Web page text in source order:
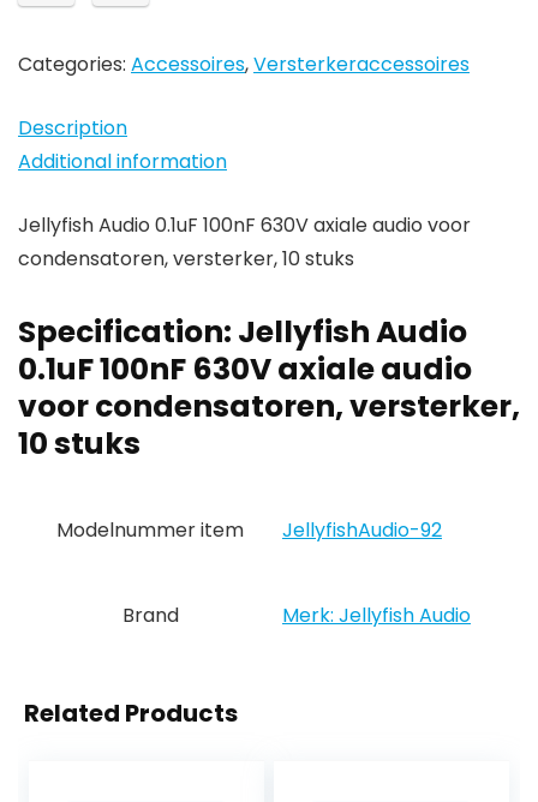
audio
condensatoren,
versterker,
stuks
quantity
Categories: Accessoires,Versterkeraccessoires
Description
Additional information
Jellyfish Audio 0.1uF 100nF 630V axiale audio voor
condensatoren, versterker, 10 stuks
Specification: Jellyfish Audio
0.1uF 100nF 630V axiale audio
voor condensatoren, versterker,
10 stuks
Modelnummer item ‎JellyfishAudio-92
Brand Merk: Jellyfish Audio
Related Products